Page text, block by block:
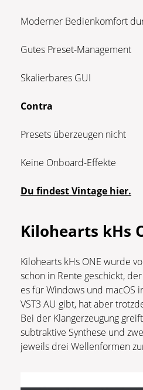
Moderner Bedienkomfort
Gutes Preset-Management
Skalierbares GUI
Contra
Presets überzeugen nicht
Keine Onboard-Effekte
Du findest Vintage hier.
Kilohearts kHs
Kilohearts kHs ONE wurde
schon in Rente geschickt,
es für Windows und macOS
VST3 AU gibt, hat aber
Bei der Klangerzeugung
subtraktive Synthese und
jeweils drei Wellenformen